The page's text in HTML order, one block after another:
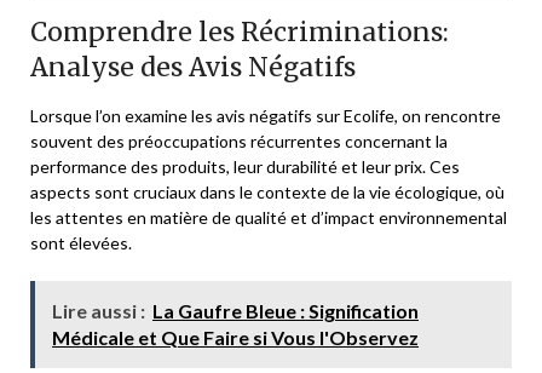
Comprendre les Récriminations:
Analyse des Avis Négatifs
Lorsque l’on examine les avis négatifs sur Ecolife, on rencontre
souvent des préoccupations récurrentes concernant la
performance des produits, leur durabilité et leur prix. Ces
aspects sont cruciaux dans le contexte de la vie écologique, où
les attentes en matière de qualité et d’impact environnemental
sont élevées.
Lire aussi : La Gaufre Bleue : Signification
Médicale et Que Faire si Vous l'Observez